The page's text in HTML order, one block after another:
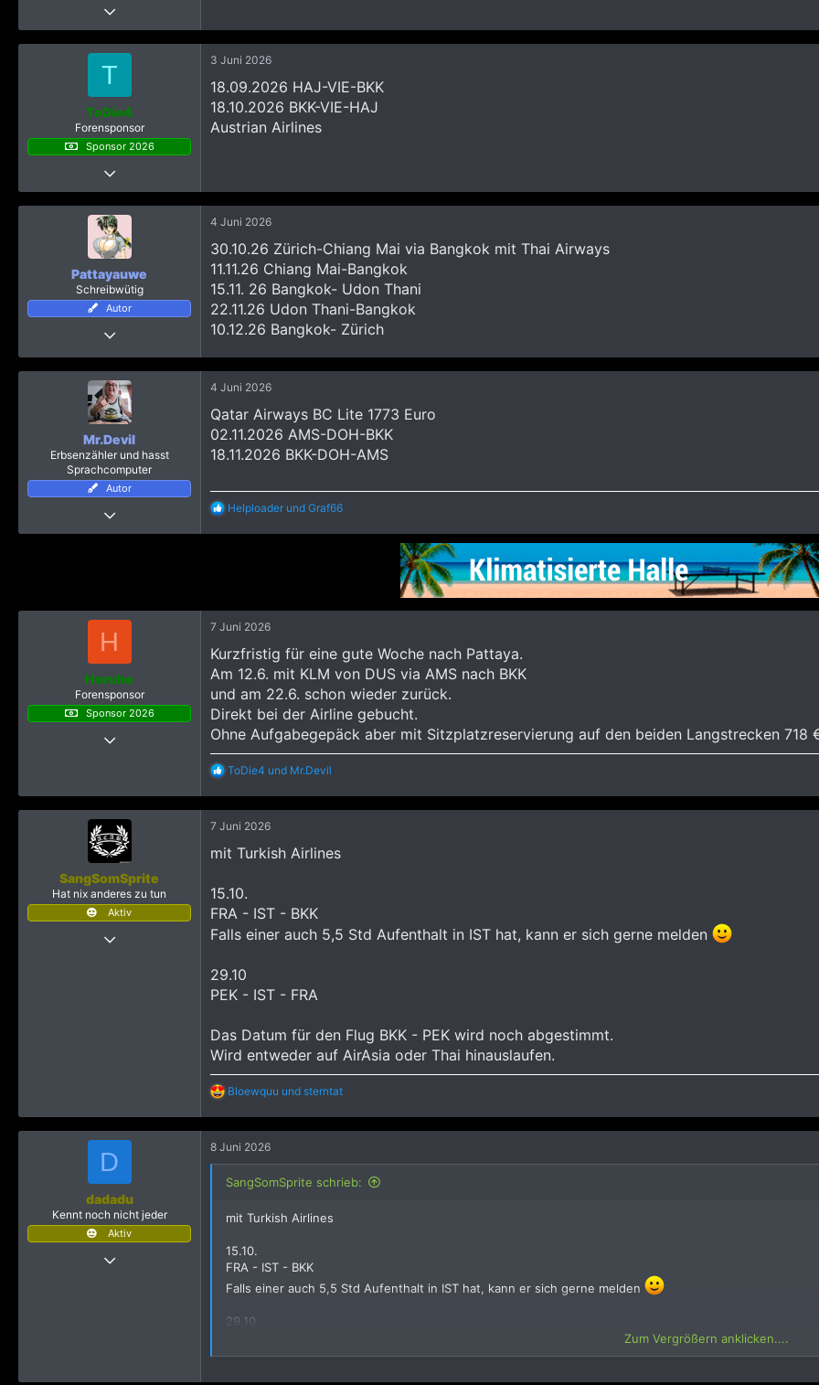
355
T
ToDie4
Forensponsor
Sponsor 2026
3 September 2018
42
3 Juni 2026
18.09.2026 HAJ-VIE-BKK
18.10.2026 BKK-VIE-HAJ
Austrian Airlines
Pattayauwe
Schreibwütig
Autor
833
4 Juni 2026
30.10.26 Zürich-Chiang Mai via Bangkok mit Thai Airways
11.11.26 Chiang Mai-Bangkok
15.11. 26 Bangkok- Udon Thani
22.11.26 Udon Thani-Bangkok
10.12.26 Bangkok- Zürich
Mr.Devil
Erbsenzähler und hasst
Sprachcomputer
Autor
3.392
4 Juni 2026
Qatar Airways BC Lite 1773 Euro
02.11.2026 AMS-DOH-BKK
18.11.2026 BKK-DOH-AMS
R
a
n
e
:
Helploader und Graf66
H
Horuhe
Forensponsor
Sponsor 2026
7 Juni 2026
Kurzfristig für eine gute Woche nach Pattaya.
Am 12.6. mit KLM von DUS via AMS nach BKK
und am 22.6. schon wieder zurück.
Direkt bei der Airline gebucht.
Ohne Aufgabegepäck aber mit Sitzplatzreservierung auf den beiden Langstrecken 718
R
a
k
t
o
e
n
:
ToDie4 und Mr.Devil
SangSomSprite
Hat nix anderes zu tun
Aktiv
15 September 2016
7 Juni 2026
mit Turkish Airlines
15.10.
FRA - IST - BKK
Falls einer auch 5,5 Std Aufenthalt in IST hat, kann er sich gerne melden
29.10
PEK - IST - FRA
Das Datum für den Flug BKK - PEK wird noch abgestimmt.
Wird entweder auf AirAsia oder Thai hinauslaufen.
R
a
k
t
i
o
n
Bloewquu und sterntat
D
dadadu
Kennt noch nicht jeder
Aktiv
29 November 2022
8 Juni 2026
SangSomSprite schrieb:
mit Turkish Airlines
15.10.
FRA - IST - BKK
Falls einer auch 5,5 Std Aufenthalt in IST hat, kann er sich gerne melden
29.10
Zum Vergrößern anklicken....